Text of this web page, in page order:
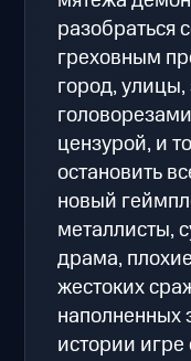
разобраться
греховным
город,
цензурой, и
остановить
новый
металлисты,
драма,
жестоких
наполненных
истории игре